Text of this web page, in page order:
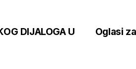
Oglasi
DIJALOGA U